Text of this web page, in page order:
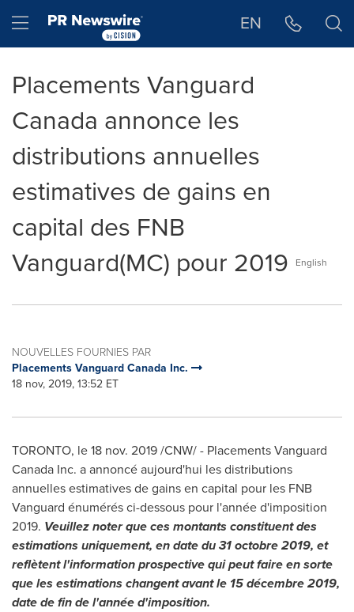
Hamburger menu EN
Placements Vanguard
Canada annonce les
distributions annuelles
estimatives de gains en
capital des FNB
Vanguard(MC) pour 2019
English
NOUVELLES FOURNIES PAR
Placements Vanguard Canada Inc.
18 nov, 2019, 13:52 ET
TORONTO, le 18 nov. 2019 /CNW/ - Placements Vanguard
Canada Inc. a annoncé aujourd'hui les distributions
annuelles estimatives de gains en capital pour les FNB
Vanguard énumérés ci-dessous pour l'année d'imposition
2019. Veuillez noter que ces montants constituent des
estimations uniquement, en date du 31 octobre 2019, et
reflètent l'information prospective qui peut faire en sorte
que les estimations changent avant le 15 décembre 2019,
date de fin de l'année d'imposition.